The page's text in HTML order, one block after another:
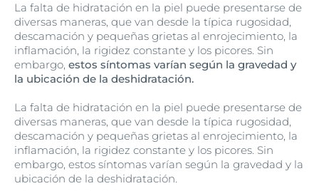
La falta de hidratación en la piel puede presentarse de
diversas maneras, que van desde la típica rugosidad,
descamación y pequeñas grietas al enrojecimiento, la
inflamación, la rigidez constante y los picores. Sin
embargo, estos síntomas varían según la gravedad y
la ubicación de la deshidratación.
La falta de hidratación en la piel puede presentarse de
diversas maneras, que van desde la típica rugosidad,
descamación y pequeñas grietas al enrojecimiento, la
inflamación, la rigidez constante y los picores. Sin
embargo, estos síntomas varían según la gravedad y la
ubicación de la deshidratación.